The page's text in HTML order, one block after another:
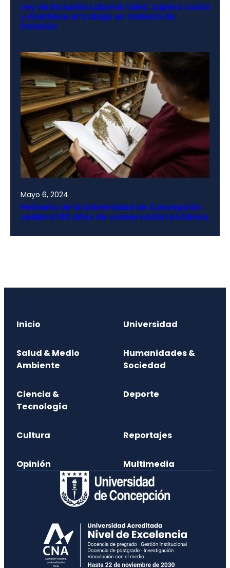
Ley de Inclusión Laboral: UdeC supera cuota
y mantiene el trabajo en materia de
inclusión
Mayo 6, 2024
Herbario de la Universidad de Concepción
celebra 100 años de conservación botánica
Inicio Universidad
Salud & Medio
Ambiente
Humanidades &
Sociedad
Ciencia &
Tecnología
Deporte
Cultura Reportajes
Opinión Multimedia